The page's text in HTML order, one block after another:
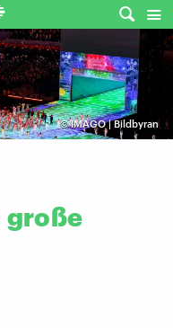
©IMAGO | Bildbyran
große